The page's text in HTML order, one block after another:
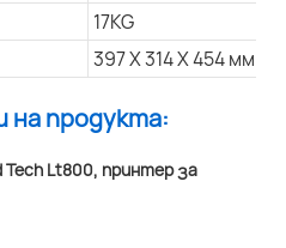
17KG
397 X 314 X 454 мм
на продукта: